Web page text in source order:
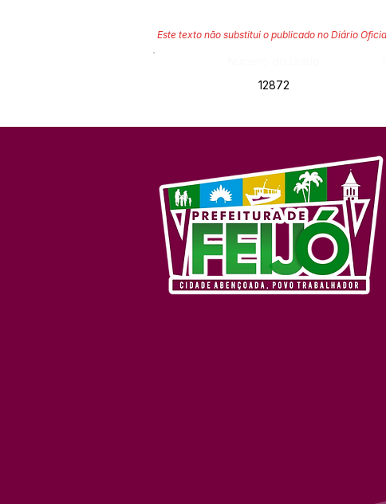
Este texto não substitui o publicado no Diário
12872